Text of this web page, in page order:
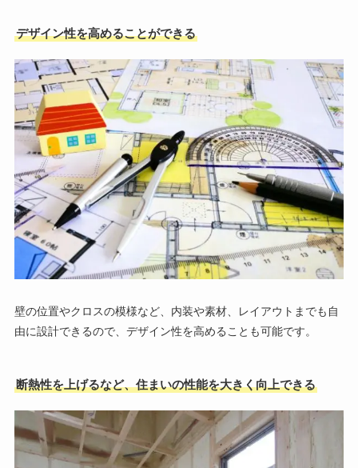
デザイン性を高めることができる
壁の位置やクロスの模様など、内装や素材、レイアウトまでも自
由に設計できるので、デザイン性を高めることも可能です。
断熱性を上げるなど、住まいの性能を大きく向上できる